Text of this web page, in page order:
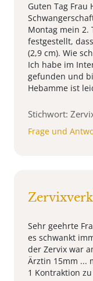
Guten Tag Frau
Montag mein 2.
festgestellt,
(2,9 cm). Wie
Ich habe im
gefunden und
Hebamme ist
Stichwort:
Frage und
Sehr geehrte
es schwankt
der Zervix war
Ärztin 15mm ...
1 Kontraktion